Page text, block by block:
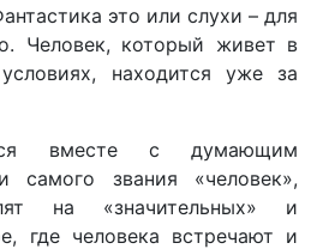
это или слухи – для
Человек, который живет в
находится уже за
вместе с думающим
самого звания «человек»,
на «значительных» и
где человека встречают и